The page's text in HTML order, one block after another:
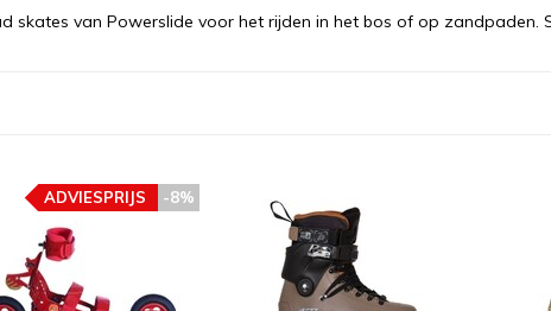
skates van Powerslide voor het rijden in het bos of op zandpaden.
-8%
ADVIESPRIJS